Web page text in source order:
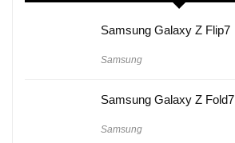
Samsung Galaxy Z Flip7
Samsung
Samsung Galaxy Z Fold7
Samsung